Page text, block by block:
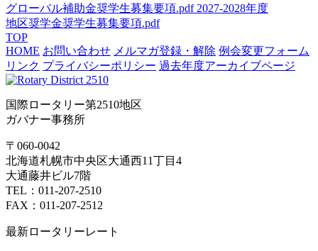
グローバル補助金奨学生募集要項.pdf 2027-2028年度
地区奨学金奨学生募集要項.pdf
TOP
HOME お問い合わせ メルマガ登録・解除 例会変更フォーム
リンク プライバシーポリシー 過去年度アーカイブページ
国際ロータリー第2510地区
ガバナー事務所
〒060-0042
北海道札幌市中央区大通西11丁目4
大通藤井ビル7階
TEL：011-207-2510
FAX：011-207-2512
最新ロータリーレート